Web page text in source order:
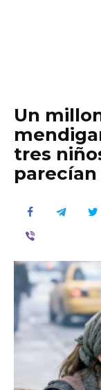
Un
tres